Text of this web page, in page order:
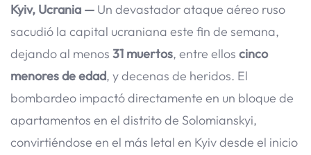
Kyiv, Ucrania — Un devastador ataque aéreo ruso
sacudió la capital ucraniana este fin de semana,
dejando al menos 31 muertos, entre ellos cinco
menores de edad, y decenas de heridos. El
bombardeo impactó directamente en un bloque de
apartamentos en el distrito de Solomianskyi,
convirtiéndose en el más letal en Kyiv desde el inicio